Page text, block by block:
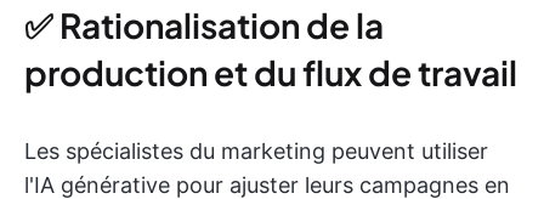
✅ Rationalisation de la
production et du flux de travail
Les spécialistes du marketing peuvent utiliser
l'IA générative pour ajuster leurs campagnes en